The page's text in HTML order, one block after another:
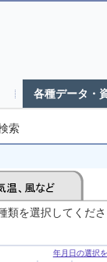
各種データ・
索
類を選択してくだ
年月日の選択